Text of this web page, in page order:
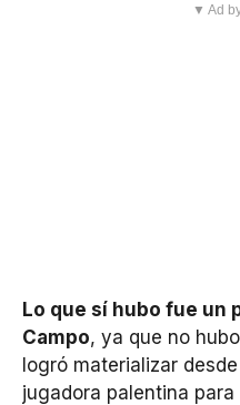
▼ Ad
Lo que sí hubo fue un
Campo, ya que no
logró materializar
jugadora palentina